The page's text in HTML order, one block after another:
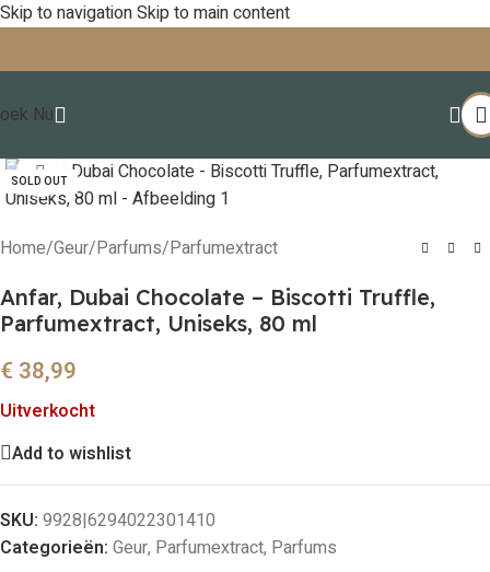
Skip to navigationSkip to main content
Nu
SOLD OUTClick to enlarge
Home/Geur/Parfums/Parfumextract
Anfar, Dubai Chocolate – Biscotti Truffle,
Parfumextract, Uniseks, 80 ml
€ 38,99
Uitverkocht
Add to wishlist
SKU: 9928|6294022301410
Categorieën: Geur, Parfumextract, Parfums